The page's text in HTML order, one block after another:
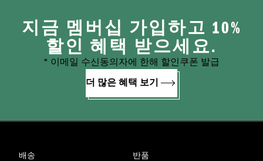
지금 멤버십 가입하고 10%
할인 혜택 받으세요.
* 이메일 수신동의자에 한해 할인쿠폰 발급
더 많은 혜택 보기
배송 반품